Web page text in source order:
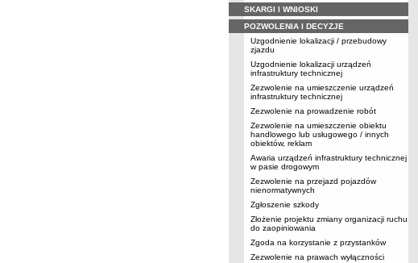
SKARGI I WNIOSKI
POZWOLENIA I DECYZJE
Uzgodnienie lokalizacji / przebudowy
zjazdu
Uzgodnienie lokalizacji urządzeń
infrastruktury technicznej
Zezwolenie na umieszczenie urządzeń
infrastruktury technicznej
Zezwolenie na prowadzenie robót
Zezwolenie na umieszczenie obiektu
handlowego lub usługowego / innych
obiektów, reklam
Awaria urządzeń infrastruktury technicznej
w pasie drogowym
Zezwolenie na przejazd pojazdów
nienormatywnych
Zgłoszenie szkody
Złożenie projektu zmiany organizacji ruchu
do zaopiniowania
Zgoda na korzystanie z przystanków
Zezwolenie na prawach wyłączności